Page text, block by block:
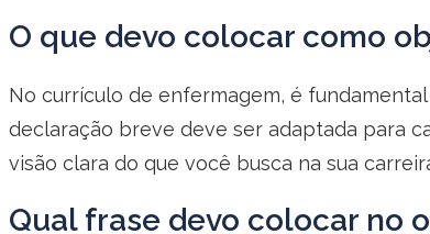
O que devo colocar como
No currículo de enfermagem, é
declaração breve deve ser adaptada para
visão clara do que você busca na sua
Qual frase devo colocar no